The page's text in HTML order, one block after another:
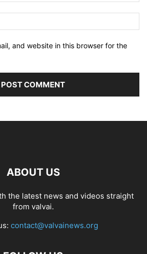
and website in this browser for the
ABOUT US
the latest news and videos straight
from valvai.
contact@valvainews.org